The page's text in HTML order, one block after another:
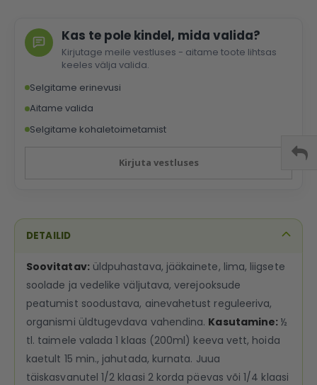
Kas te pole kindel, mida valida?
Kirjutage meile vestluses - aitame toote lihtsas
keeles välja valida.
Selgitame erinevusi
Aitame valida
Selgitame kohaletoimetamist
Kirjuta vestluses
DETAILID
Soovitatav:üldpuhastava, jääkainete, lima, liigsete
soolade ja vedelike väljutava, verejooksude
peatumist soodustava, ainevahetust reguleeriva,
organismi üldtugevdava vahendina. Kasutamine: ½
tl. taimele valada 1 klaas (200ml) keeva vett, hoida
kaetult 15 min., jahutada, kurnata. Juua
täiskasvanutel 1/2 klaasi 2 korda päevas või 1/4 klaasi